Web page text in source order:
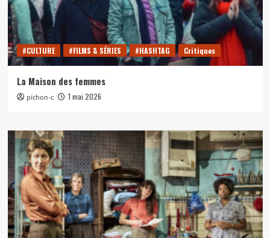
#CULTURE #FILMS & SÉRIES #HASHTAG Critiques
La Maison des femmes
pichon-c 1 mai 2026